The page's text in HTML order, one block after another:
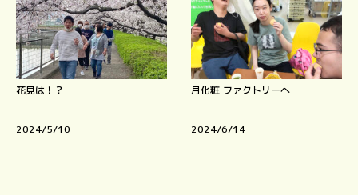
花見は！？
2024/5/10
月化粧 ファクトリーへ
2024/6/14